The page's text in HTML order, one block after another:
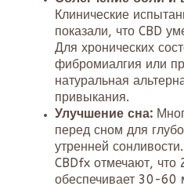
Клинические
показали, что CBD
Для хронических
фибромиалгия или
натуральная
привыкания.
Улучшение сна:
перед сном для
утренней
CBDfx отмечают,
обеспечивает 30-60